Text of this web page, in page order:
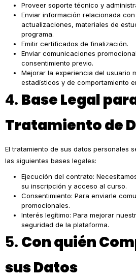
Proveer soporte técnico y
Enviar información relacionada
actualizaciones, materiales de
programa.
Emitir certificados de finalización.
Enviar comunicaciones
consentimiento previo.
Mejorar la experiencia del usuario
estadísticos y de comportamiento
4. Base Legal
Tratamiento de
El tratamiento de sus datos personales
las siguientes bases legales:
Ejecución del contrato:
su inscripción y acceso al curso.
Consentimiento: Para enviarle
promocionales.
Interés legítimo: Para mejorar
seguridad de la plataforma.
5. Con quién
sus Datos